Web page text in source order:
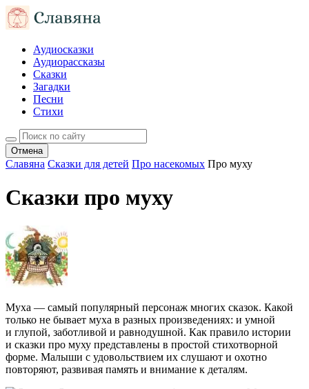
Аудиосказки
Аудиорассказы
Сказки
Загадки
Песни
Стихи
Отмена
Славяна Сказки для детей Про насекомых Про муху
Сказки про муху
Муха — самый популярный персонаж многих сказок. Какой
только не бывает муха в разных произведениях: и умной
и глупой, заботливой и равнодушной. Как правило истории
и сказки про муху представлены в простой стихотворной
форме. Малыши с удовольствием их слушают и охотно
повторяют, развивая память и внимание к деталям.